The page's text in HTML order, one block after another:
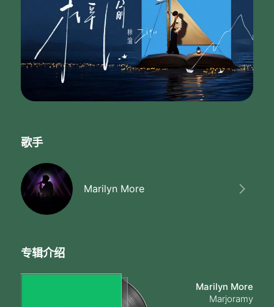
歌手
Marilyn More
专辑介绍
Marilyn More
Marjoramy